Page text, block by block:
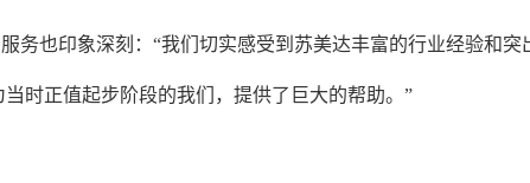
务也印象深刻：“我们切实感受到苏美达丰富的行业经验和
时正值起步阶段的我们，提供了巨大的帮助。”